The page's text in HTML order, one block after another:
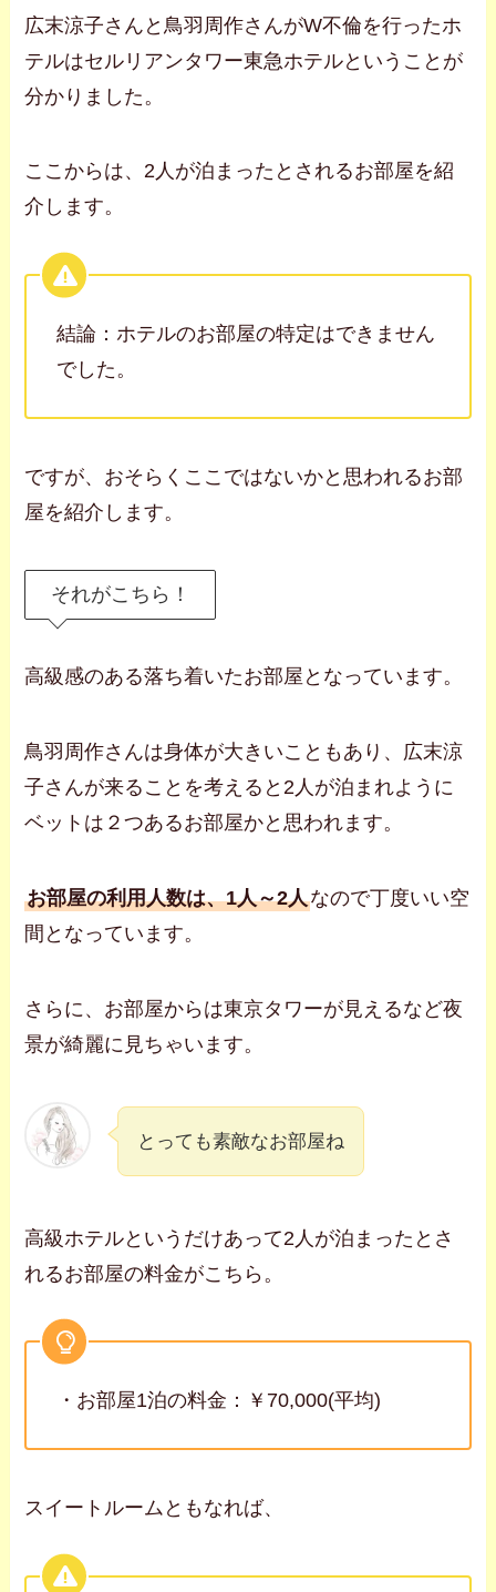
広末涼子さんと鳥羽周作さんがW不倫を行ったホ
テルはセルリアンタワー東急ホテルということが
分かりました。
ここからは、2人が泊まったとされるお部屋を紹
介します。
結論：ホテルのお部屋の特定はできません
でした。
ですが、おそらくここではないかと思われるお部
屋を紹介します。
それがこちら！
高級感のある落ち着いたお部屋となっています。
鳥羽周作さんは身体が大きいこともあり、広末涼
子さんが来ることを考えると2人が泊まれように
ベットは２つあるお部屋かと思われます。
お部屋の利用人数は、1人～2人なので丁度いい空
間となっています。
さらに、お部屋からは東京タワーが見えるなど夜
景が綺麗に見ちゃいます。
とっても素敵なお部屋ね
高級ホテルというだけあって2人が泊まったとさ
れるお部屋の料金がこちら。
・お部屋1泊の料金：￥70,000(平均)
スイートルームともなれば、